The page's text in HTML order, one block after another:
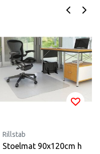
Rillstab
Stoelmat 90x120cm h